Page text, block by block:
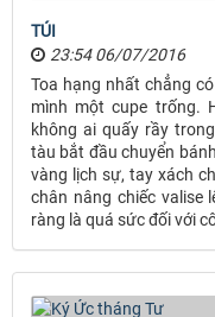
TÚI
23:54 06/07/2016
Toa hạng nhất chẳng
mình một cupe trống.
không ai quấy rầy
tàu bắt đầu chuyển
vàng lịch sự, tay xách
chân nâng chiếc valise
ràng là quá sức đối với